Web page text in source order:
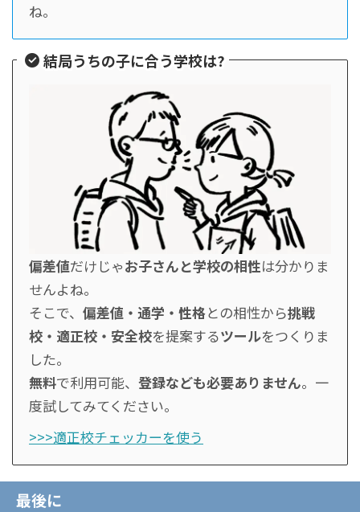
ね。
結局うちの子に合う学校は?
偏差値だけじゃお子さんと学校の相性は分かりま
せんよね。
そこで、 偏差値・通学・性格との相性から挑戦
校・適正校・安全校を提案するツールをつくりま
した。
無料で利用可能、 登録なども必要ありません。一
度試してみてください。
>>>適正校チェッカーを使う
最後に